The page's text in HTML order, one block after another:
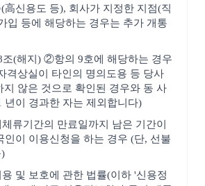
高신용도 등), 회사가 지정한 지점(직
입 등에 해당하는 경우는 추가 개통
조(해지) ②항의 9호에 해당하는 경우
격상실이 타인의 명의도용 등 당사
지 않은 것으로 확인된 경우와 동 사
년이 경과한 자는 제외합니다)
류기간의 만료일까지 남은 기간이
인이 이용신청을 하는 경우 (단, 선불
및 보호에 관한 법률(이하 '신용정